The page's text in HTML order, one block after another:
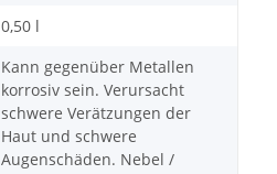
0,50 l
Kann gegenüber Metallen
korrosiv sein. Verursacht
schwere Verätzungen der
Haut und schwere
Augenschäden. Nebel /